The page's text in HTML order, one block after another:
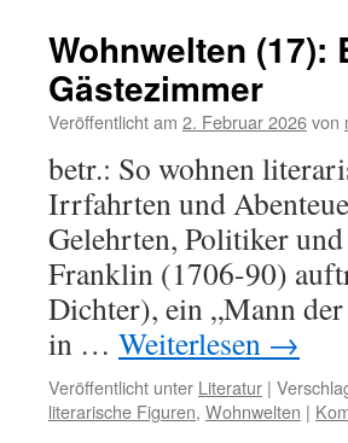
Wohnwelten
Gästezimmer
Veröffentlicht am 2. Februar 2026von
betr.: So wohnen
Irrfahrten und
Gelehrten, Politiker
Franklin (1706-90)
Dichter), ein „Mann
in … Weiterlesen →
Veröffentlicht unter Literatur |
literarische Figuren, Wohnwelten |